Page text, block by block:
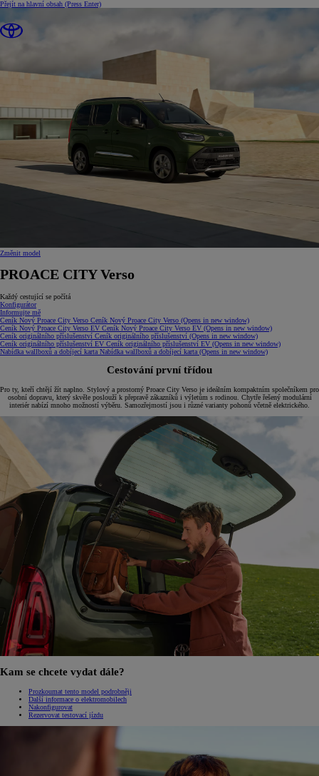
Přejít na hlavní obsah (Press Enter)
Změnit model
PROACE CITY Verso
Každý cestující se počítá
Konfigurátor
Informujte mě
Ceník Nový Proace City Verso Ceník Nový Proace City Verso (Opens in new window)
Ceník Nový Proace City Verso EV Ceník Nový Proace City Verso EV (Opens in new window)
Ceník originálního příslušenství Ceník originálního příslušenství (Opens in new window)
Ceník originálního příslušenství EV Ceník originálního příslušenství EV (Opens in new window)
Nabídka wallboxů a dobíjecí karta Nabídka wallboxů a dobíjecí karta (Opens in new window)
Cestování první třídou
Pro ty, kteří chtějí žít naplno. Stylový a prostorný Proace City Verso je ideálním kompaktním společníkem pro
osobní dopravu, který skvěle poslouží k přepravě zákazníků i výletům s rodinou. Chytře řešený modulární
interiér nabízí mnoho možností výběru. Samozřejmostí jsou i různé varianty pohonů včetně elektrického.
Kam se chcete vydat dále?
Prozkoumat tento model podrobněji
Další informace o elektromobilech
Nakonfigurovat
Rezervovat testovací jízdu